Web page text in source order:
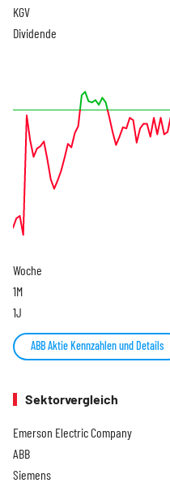
KGV
Dividende
Woche
1M
1J
ABB Aktie Kennzahlen und Details
Sektorvergleich
Emerson Electric Company
ABB
Siemens